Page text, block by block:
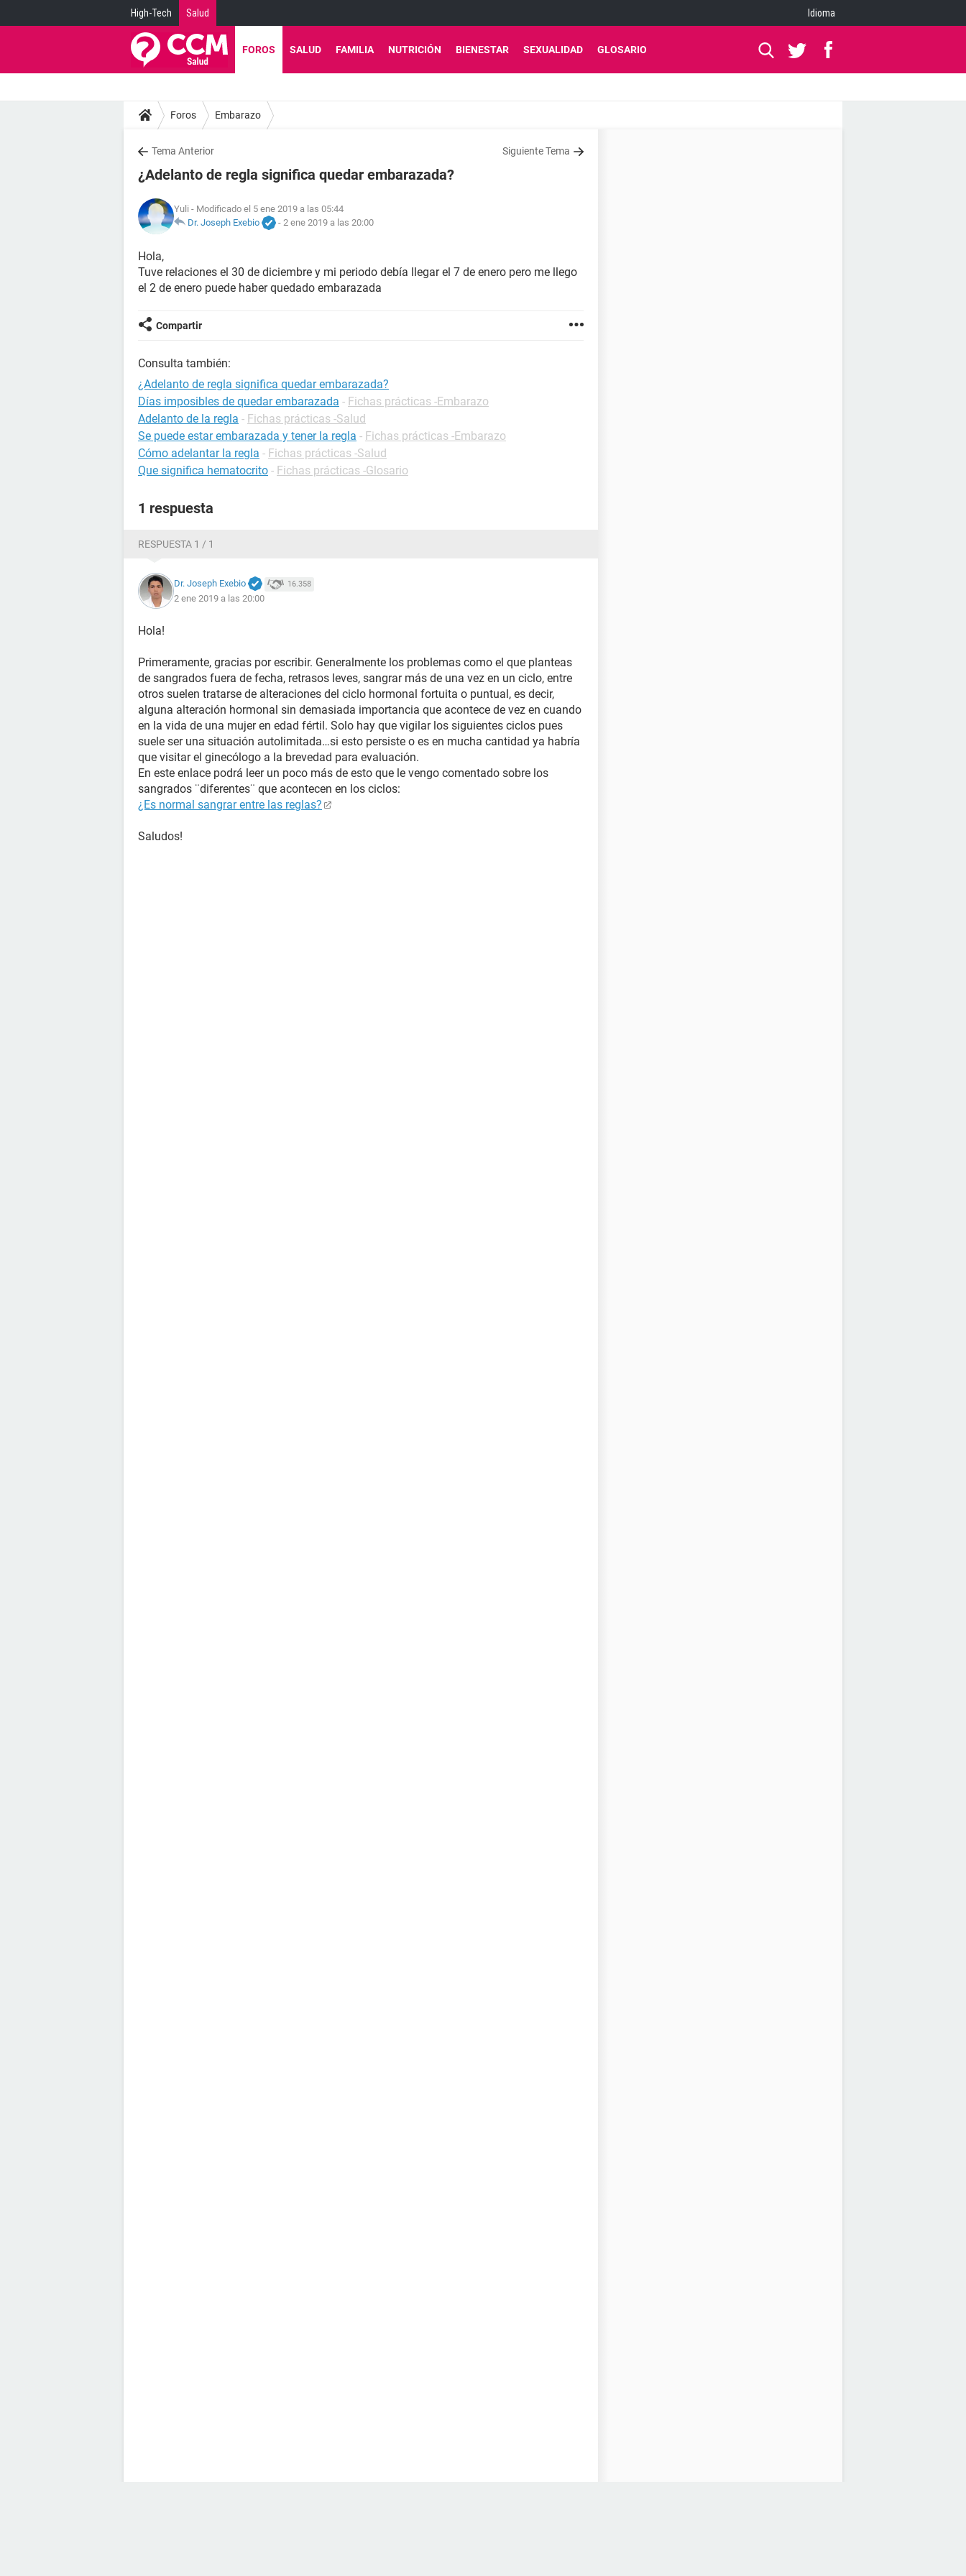
High-Tech Salud Idioma
FOROS SALUD FAMILIA NUTRICIÓN BIENESTAR SEXUALIDAD GLOSARIO
Foros Embarazo
Tema Anterior Siguiente Tema
¿Adelanto de regla significa quedar embarazada?
Yuli - Modificado el 5 ene 2019 a las 05:44
Dr. Joseph Exebio
- 2 ene 2019 a las 20:00
Hola,
Tuve relaciones el 30 de diciembre y mi periodo debía llegar el 7 de enero pero me llego
el 2 de enero puede haber quedado embarazada
Compartir
Consulta también:
¿Adelanto de regla significa quedar embarazada?
Días imposibles de quedar embarazada - Fichas prácticas -Embarazo
Adelanto de la regla - Fichas prácticas -Salud
Se puede estar embarazada y tener la regla - Fichas prácticas -Embarazo
Cómo adelantar la regla - Fichas prácticas -Salud
Que significa hematocrito - Fichas prácticas -Glosario
1 respuesta
RESPUESTA 1 / 1
Dr. Joseph Exebio 16.358
2 ene 2019 a las 20:00
Hola!
Primeramente, gracias por escribir. Generalmente los problemas como el que planteas
de sangrados fuera de fecha, retrasos leves, sangrar más de una vez en un ciclo, entre
otros suelen tratarse de alteraciones del ciclo hormonal fortuita o puntual, es decir,
alguna alteración hormonal sin demasiada importancia que acontece de vez en cuando
en la vida de una mujer en edad fértil. Solo hay que vigilar los siguientes ciclos pues
suele ser una situación autolimitada…si esto persiste o es en mucha cantidad ya habría
que visitar el ginecólogo a la brevedad para evaluación.
En este enlace podrá leer un poco más de esto que le vengo comentado sobre los
sangrados ¨diferentes¨ que acontecen en los ciclos:
¿Es normal sangrar entre las reglas?
Saludos!